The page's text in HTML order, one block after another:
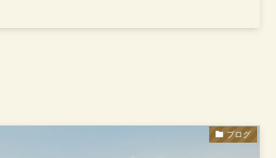
ブログ